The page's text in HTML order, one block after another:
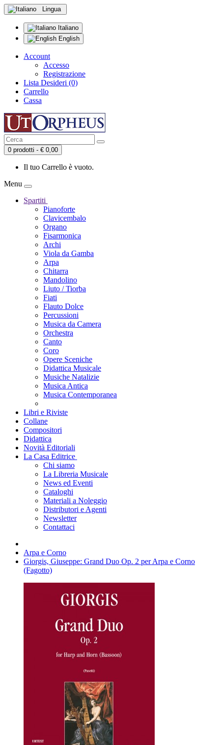
Lingua
Italiano
English
Account
Accesso
Registrazione
Lista Desideri (0)
Carrello
Cassa
0 prodotti - € 0,00
Il tuo Carrello è vuoto.
Menu
Spartiti
Pianoforte
Clavicembalo
Organo
Fisarmonica
Archi
Viola da Gamba
Arpa
Chitarra
Mandolino
Liuto / Tiorba
Fiati
Flauto Dolce
Percussioni
Musica da Camera
Orchestra
Canto
Coro
Opere Sceniche
Didattica Musicale
Musiche Natalizie
Musica Antica
Musica Contemporanea
Libri e Riviste
Collane
Compositori
Didattica
Novità Editoriali
La Casa Editrice
Chi siamo
La Libreria Musicale
News ed Eventi
Cataloghi
Materiali a Noleggio
Distributori e Agenti
Newsletter
Contattaci
Arpa e Corno
Giorgis, Giuseppe: Grand Duo Op. 2 per Arpa e Corno
(Fagotto)